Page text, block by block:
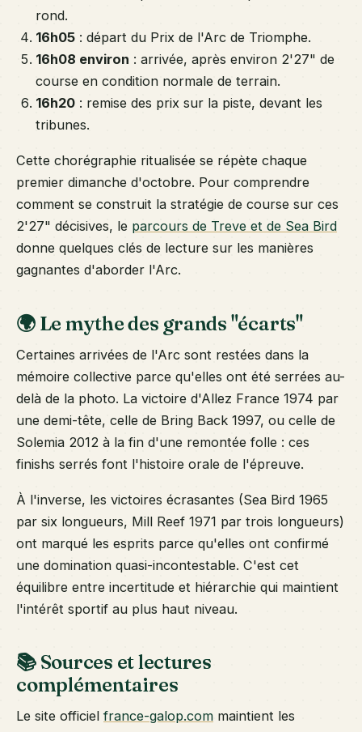
rond.
16h05 : départ du Prix de l'Arc de Triomphe.
16h08 environ : arrivée, après environ 2'27" de
course en condition normale de terrain.
16h20 : remise des prix sur la piste, devant les
tribunes.
Cette chorégraphie ritualisée se répète chaque
premier dimanche d'octobre. Pour comprendre
comment se construit la stratégie de course sur ces
2'27" décisives, le parcours de Treve et de Sea Bird
donne quelques clés de lecture sur les manières
gagnantes d'aborder l'Arc.
🌍 Le mythe des grands "écarts"
Certaines arrivées de l'Arc sont restées dans la
mémoire collective parce qu'elles ont été serrées au-
delà de la photo. La victoire d'Allez France 1974 par
une demi-tête, celle de Bring Back 1997, ou celle de
Solemia 2012 à la fin d'une remontée folle : ces
finishs serrés font l'histoire orale de l'épreuve.
À l'inverse, les victoires écrasantes (Sea Bird 1965
par six longueurs, Mill Reef 1971 par trois longueurs)
ont marqué les esprits parce qu'elles ont confirmé
une domination quasi-incontestable. C'est cet
équilibre entre incertitude et hiérarchie qui maintient
l'intérêt sportif au plus haut niveau.
📚 Sources et lectures
complémentaires
Le site officiel france-galop.com maintient les